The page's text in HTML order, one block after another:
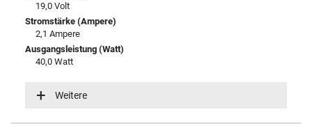
19,0 Volt
Stromstärke (Ampere)
2,1 Ampere
Ausgangsleistung (Watt)
40,0 Watt
100-240V / 50-60Hz
Weitere